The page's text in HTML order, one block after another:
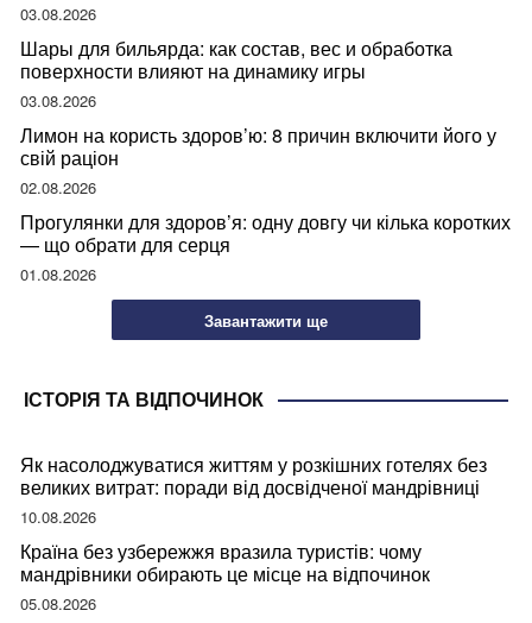
03.08.2026
Шары для бильярда: как состав, вес и обработка
поверхности влияют на динамику игры
03.08.2026
Лимон на користь здоров’ю: 8 причин включити його у
свій раціон
02.08.2026
Прогулянки для здоров’я: одну довгу чи кілька коротких
— що обрати для серця
01.08.2026
Завантажити ще
ІСТОРІЯ ТА ВІДПОЧИНОК
Як насолоджуватися життям у розкішних готелях без
великих витрат: поради від досвідченої мандрівниці
10.08.2026
Країна без узбережжя вразила туристів: чому
мандрівники обирають це місце на відпочинок
05.08.2026